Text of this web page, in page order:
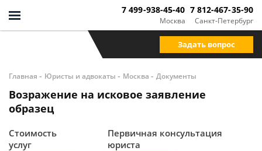
Москва
7 499-938-45-40
Санкт-Петербург
7 812-467-35-90
Задать вопрос
Главная - Юристы и адвокаты - Москва - Документы
Возражение на исковое заявление
образец
Стоимость
услуг
Первичная консультация
юриста